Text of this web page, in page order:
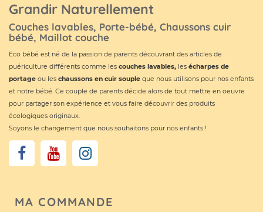
Grandir Naturellement
Couches lavables, Porte-bébé, Chaussons cuir
bébé, Maillot couche
Eco bébé est né de la passion de parents découvrant des articles de
puériculture différents comme les couches lavables, les écharpes de
portage ou les chaussons en cuir souple que nous utilisons pour nos enfants
et notre bébé. Ce couple de parents décide alors de tout mettre en oeuvre
pour partager son expérience et vous faire découvrir des produits
écologiques originaux.
Soyons le changement que nous souhaitons pour nos enfants !
MA COMMANDE